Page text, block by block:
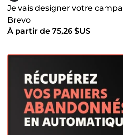
Je vais designer votre
Brevo
À partir de 75,26 $US